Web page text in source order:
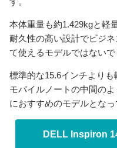
本体重量も約1.429kgと軽
耐久性の高い設計でビジ
て使えるモデルではないで
標準的な15.6インチより
モバイルノートの中間の
におすすめのモデルとなっ
DELL Inspiron